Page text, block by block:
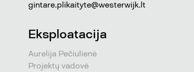
gintare.plikaityte@westerwijk.lt
Eksploatacija
Aurelija Pečiulienė
Projektų vadovė